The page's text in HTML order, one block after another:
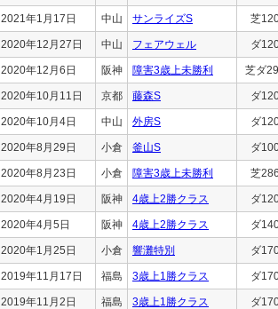
2021年1月17日 中山 サンライズS 芝
2020年12月27日 中山 フェアウェル ダ
2020年12月6日 阪神 障害3歳上未勝利 芝ダ
2020年10月11日 京都 藤森S ダ
2020年10月4日 中山 外房S ダ
2020年8月29日 小倉 釜山S ダ
2020年8月23日 小倉 障害3歳上未勝利 芝
2020年4月19日 阪神 4歳上2勝クラス ダ
2020年4月5日 阪神 4歳上2勝クラス ダ
2020年1月25日 小倉 響灘特別 ダ
2019年11月17日 福島 3歳上1勝クラス ダ
2019年11月2日 福島 3歳上1勝クラス ダ